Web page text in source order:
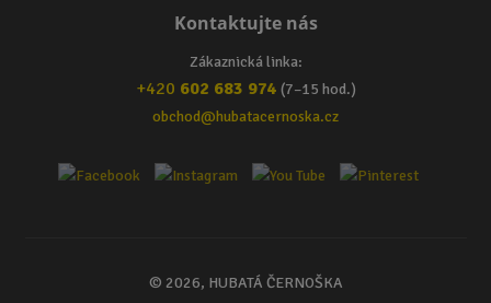
Kontaktujte nás
Zákaznická linka:
+420 602 683 974 (7–15 hod.)
obchod@hubatacernoska.cz
© 2026, HUBATÁ ČERNOŠKA